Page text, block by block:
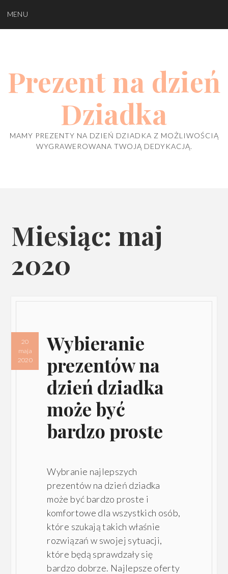
to
MENU
Prezent na dzień
Dziadka
MAMY PREZENTY NA DZIEŃ DZIADKA Z MOŻLIWOŚCIĄ
WYGRAWEROWANA TWOJĄ DEDYKACJĄ.
Miesiąc: maj
2020
Wybieranie
prezentów na
dzień dziadka
może być
bardzo proste
20
maja
2020
Wybranie najlepszych
prezentów na dzień dziadka
może być bardzo proste i
komfortowe dla wszystkich osób,
które szukają takich właśnie
rozwiązań w swojej sytuacji,
które będą sprawdzały się
bardzo dobrze. Najlepsze oferty